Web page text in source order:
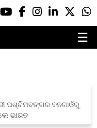
☰
ପଶ୍ଚିମବଙ୍ଗର ବନଗାଓଁରୁ
ଭାରତ